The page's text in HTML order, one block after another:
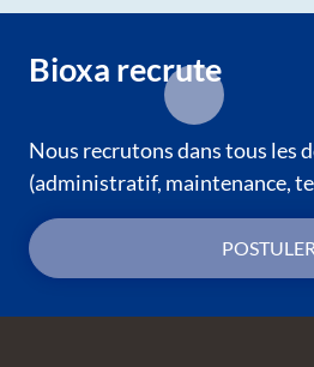
Bioxa recrute
Nous recrutons dans tous les
(administratif, maintenance,
POSTULER